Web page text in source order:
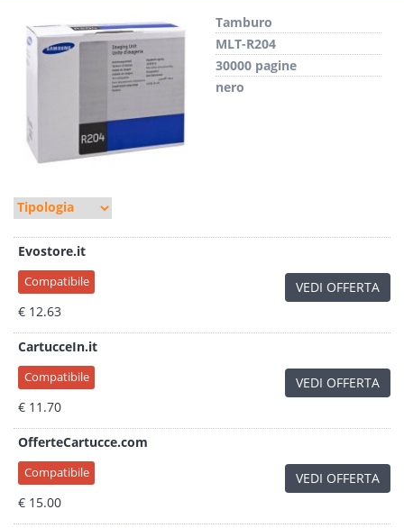
Tamburo
MLT-R204
30000 pagine
nero
Evostore.it
Compatibile
€ 12.63
VEDI OFFERTA
CartucceIn.it
Compatibile
€ 11.70
VEDI OFFERTA
OfferteCartucce.com
Compatibile
€ 15.00
VEDI OFFERTA